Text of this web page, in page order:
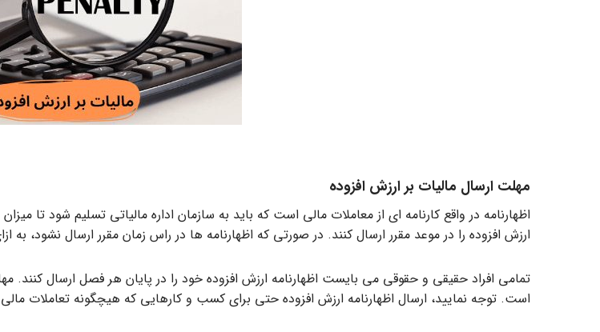
مهلت ارسال مالیات بر ارزش افزوده
اظهارنامه در واقع کارنامه ­ای از معاملات مالی است که باید به سازمان اداره مالیاتی تسلیم شود
ارزش افزوده را در موعد مقرر ارسال کنند. در صورتی که اظهارنامه ها در راس زمان مقرر ارسال نشود،
است. توجه نمایید، ارسال اظهارنامه ارزش افزوده حتی برای کسب و کارهایی که هیچگونه تعاملات